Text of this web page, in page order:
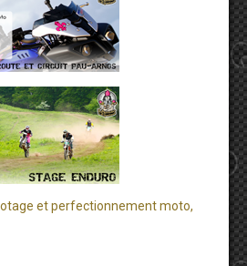
et perfectionnement moto,